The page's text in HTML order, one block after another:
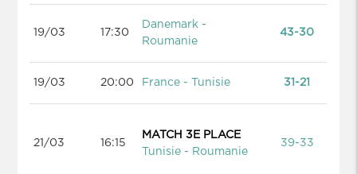
19/03 17:30
Danemark -
Roumanie
43-30
19/03 20:00 France - Tunisie 31-21
21/03 16:15
MATCH 3E PLACE
Tunisie - Roumanie
39-33